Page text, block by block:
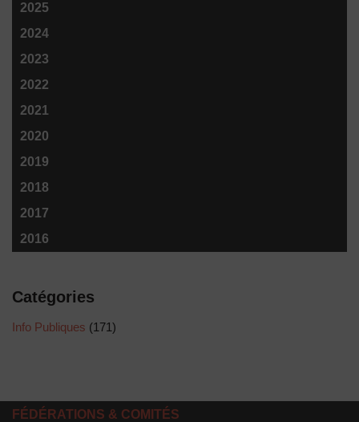
2025
2024
2023
2022
2021
2020
2019
2018
2017
2016
Catégories
Info Publiques (171)
FÉDÉRATIONS & COMITÉS